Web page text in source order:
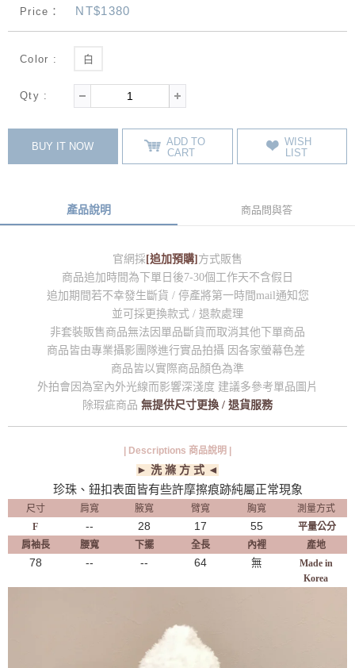
Price： NT$1380
Color : 白
Qty :
BUY IT NOW
ADD TO
CART
WISH
LIST
產品說明 商品問與答
官網採 [追加預購] 方式販售
商品追加時間為下單日後7-30個工作天不含假日
追加期間若不幸發生斷貨 / 停產將第一時間mail通知您
並可採更換款式 / 退款處理
非套裝販售商品無法因單品斷貨而取消其他下單商品
商品皆由專業攝影團隊進行實品拍攝 因各家螢幕色差
商品皆以實際商品顏色為準
外拍會因為室內外光線而影響深淺度 建議多參考單品圖片
除瑕疵商品 無提供尺寸更換 / 退貨服務
| Descriptions 商品說明 |
► 洗 滌 方 式 ◄
珍珠、鈕扣表面皆有些許摩擦痕跡純屬正常現象
尺寸 肩寬 腋寬 臂寬 胸寬
測量方式
F
-- 28 17 55
平量公分
肩袖長
腰寬 下擺 全長 內裡 產地
78 -- -- 64 無
Made in
Korea